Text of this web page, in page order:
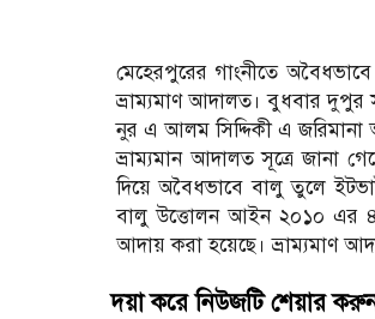
মেহেরপুরের গাংনীতে
ভ্রাম্যমাণ আদালত। বুধবার দুপুর
নুর এ আলম সিদ্দিকী এ জরিমানা
ভ্রাম্যমান আদালত সূত্রে জানা
দিয়ে অবৈধভাবে বালু তুলে
বালু উত্তোলন আইন ২০১০ এর ৪/
আদায় করা হয়েছে। ভ্রাম্যমাণ
দয়া করে নিউজটি শেয়ার